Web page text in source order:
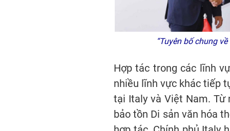
“Tuyên bố chung
Hợp tác trong các lĩnh
nhiều lĩnh vực khác tiếp
tại Italy và Việt Nam. Từ
bảo tồn Di sản văn hóa